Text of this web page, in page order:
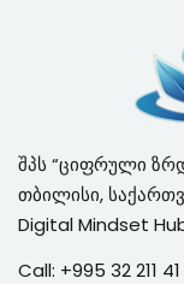
შპს “ციფრული
თბილისი,
Digital Mindset
Call: +995 32 211